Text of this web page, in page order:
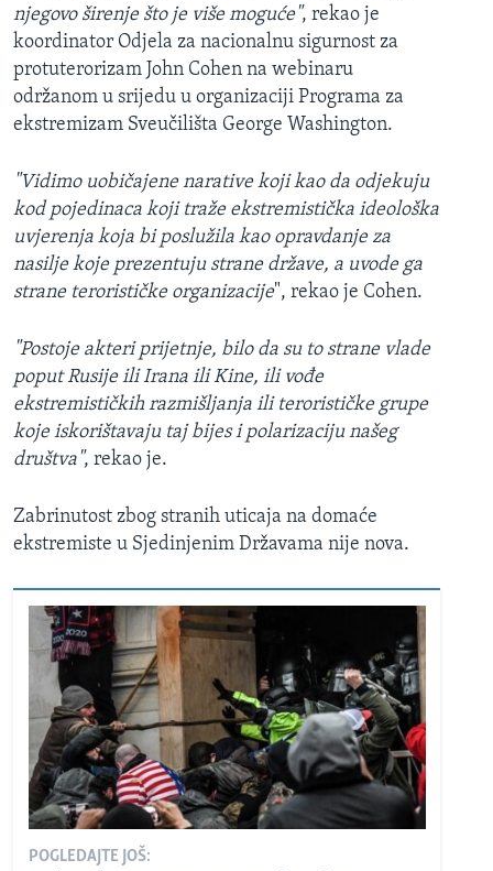
njegovo širenje što je više moguće", rekao je
koordinator Odjela za nacionalnu sigurnost za
protuterorizam John Cohen na webinaru
održanom u srijedu u organizaciji Programa za
ekstremizam Sveučilišta George Washington.
"Vidimo uobičajene narative koji kao da odjekuju
kod pojedinaca koji traže ekstremistička ideološka
uvjerenja koja bi poslužila kao opravdanje za
nasilje koje prezentuju strane države, a uvode ga
strane terorističke organizacije", rekao je Cohen.
"Postoje akteri prijetnje, bilo da su to strane vlade
poput Rusije ili Irana ili Kine, ili vođe
ekstremističkih razmišljanja ili terorističke grupe
koje iskorištavaju taj bijes i polarizaciju našeg
društva", rekao je.
Zabrinutost zbog stranih uticaja na domaće
ekstremiste u Sjedinjenim Državama nije nova.
POGLEDAJTE JOŠ: